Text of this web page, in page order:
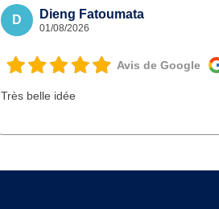
D Dieng Fatoumata
01/08/2026
Avis de Google
Très belle idée